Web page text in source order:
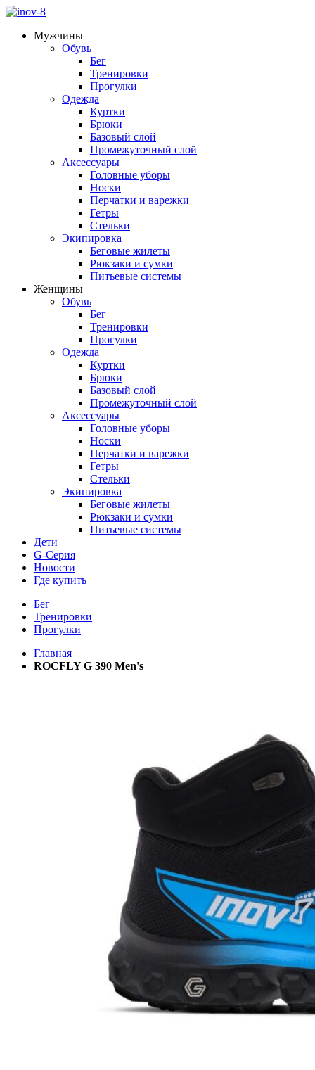
Мужчины
Обувь
Бег
Тренировки
Прогулки
Одежда
Куртки
Брюки
Базовый слой
Промежуточный слой
Аксессуары
Головные уборы
Носки
Перчатки и варежки
Гетры
Стельки
Экипировка
Беговые жилеты
Рюкзаки и сумки
Питьевые системы
Женщины
Обувь
Бег
Тренировки
Прогулки
Одежда
Куртки
Брюки
Базовый слой
Промежуточный слой
Аксессуары
Головные уборы
Носки
Перчатки и варежки
Гетры
Стельки
Экипировка
Беговые жилеты
Рюкзаки и сумки
Питьевые системы
Дети
G-Серия
Новости
Где купить
Бег
Тренировки
Прогулки
Главная
ROCFLY G 390 Men's